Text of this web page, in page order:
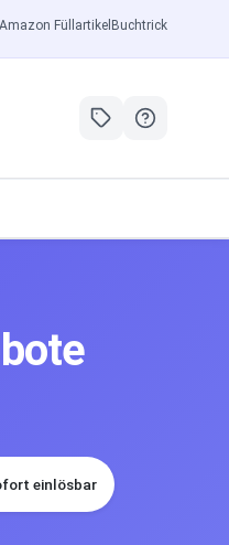
Amazon Füllartikel Buchtrick
einlösbar